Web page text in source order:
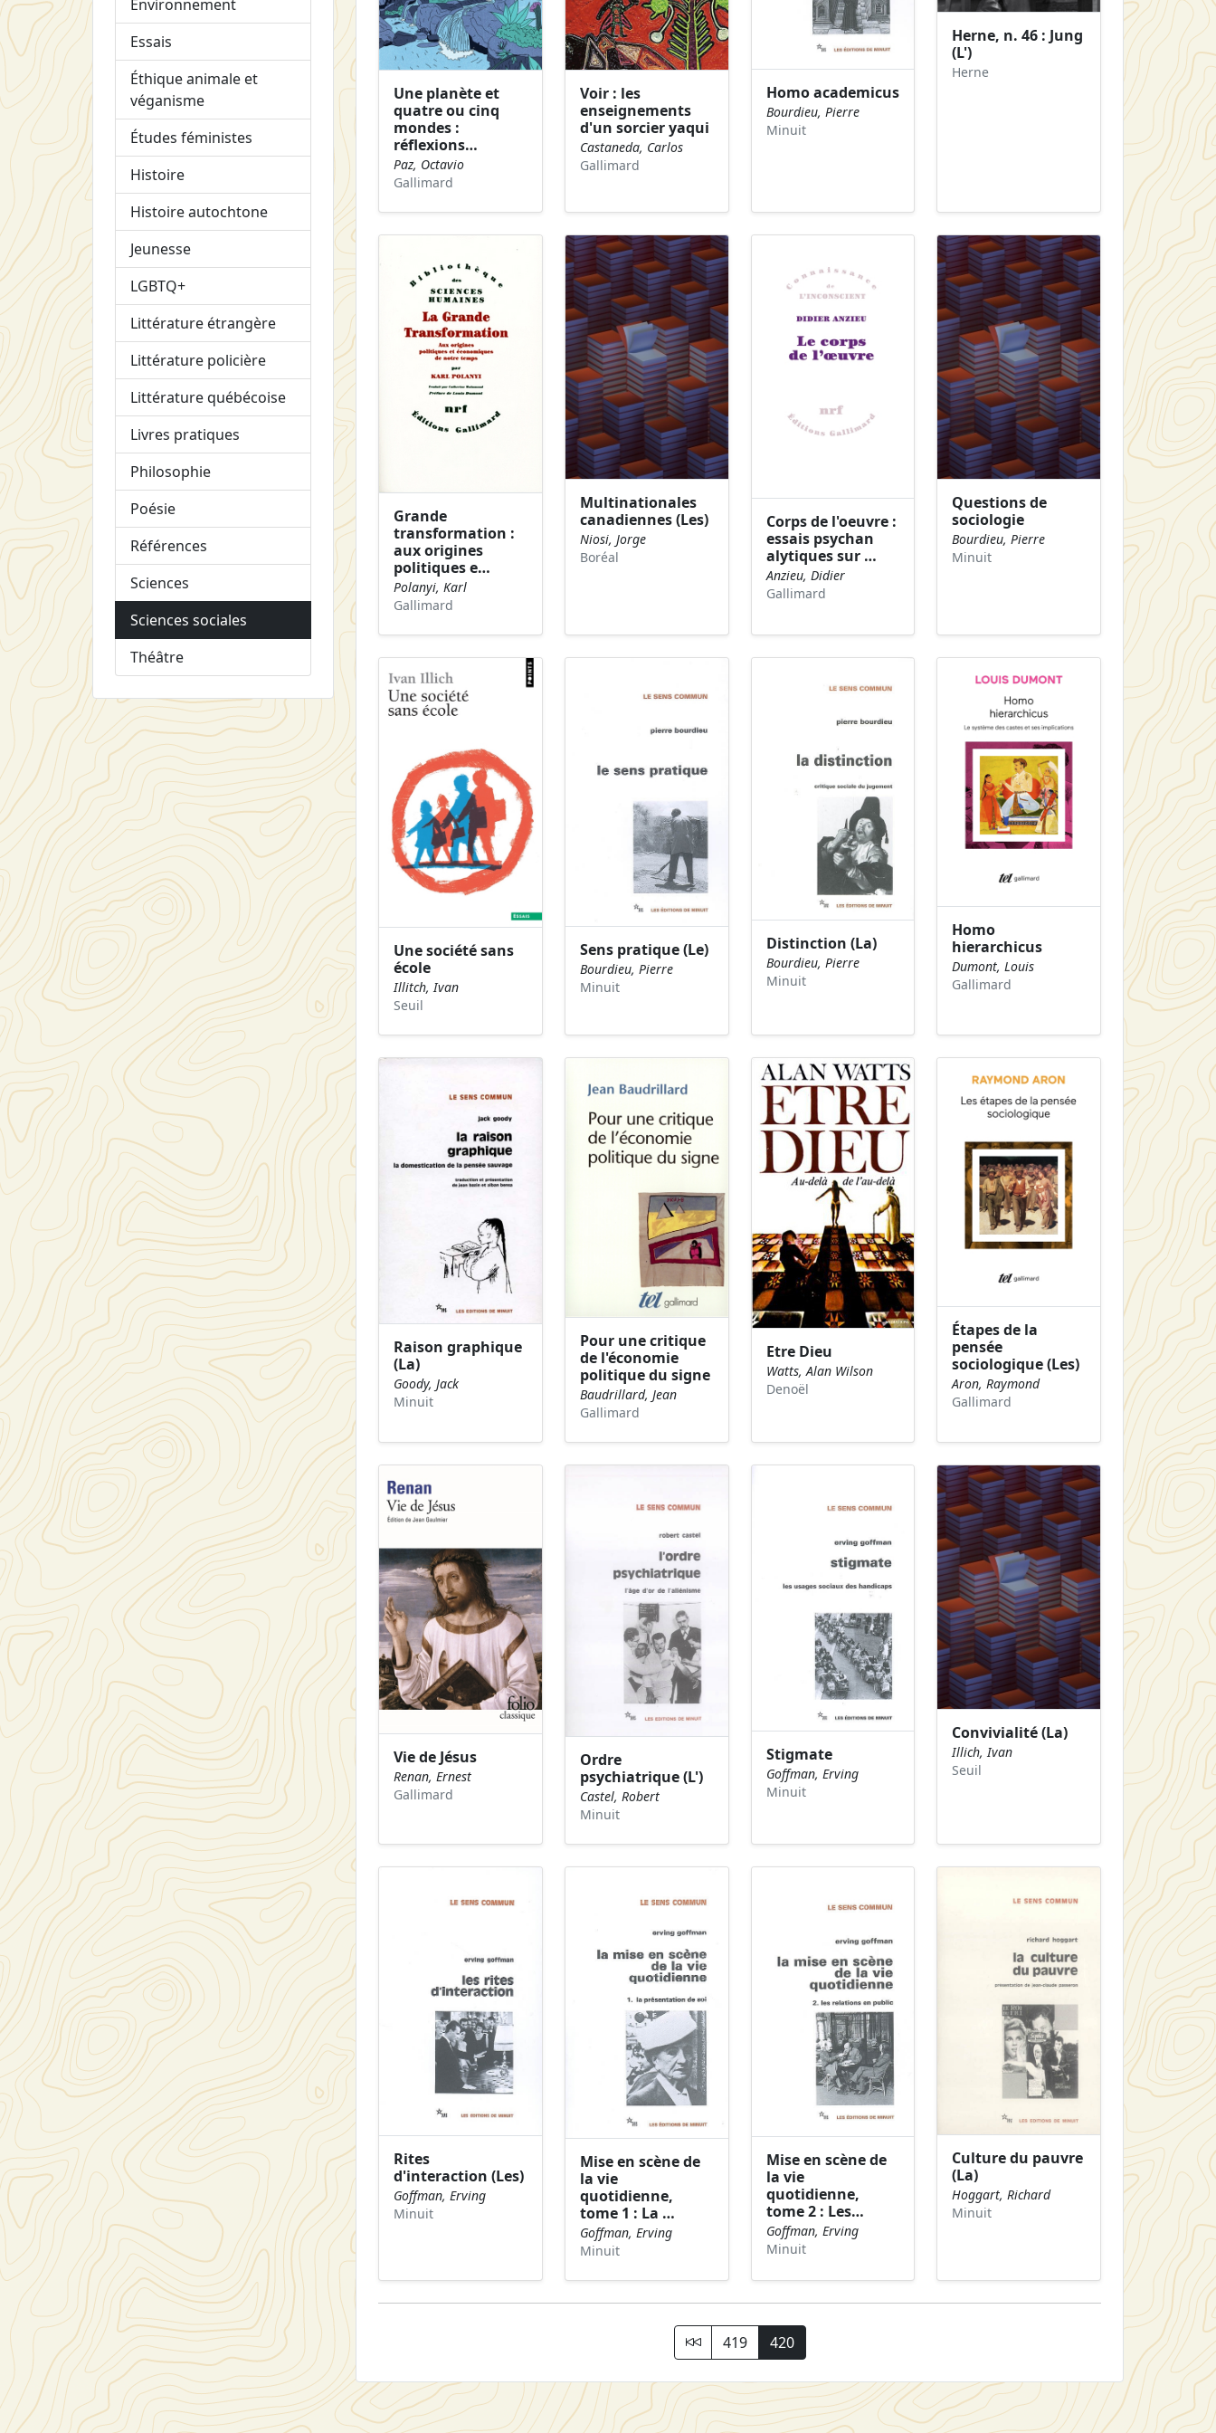
Environnement
Essais
Éthique animale et
véganisme
Études féministes
Histoire
Histoire autochtone
Jeunesse
LGBTQ+
Littérature étrangère
Littérature policière
Littérature québécoise
Livres pratiques
Philosophie
Poésie
Références
Sciences
Sciences sociales
Théâtre
Une planète et
quatre ou cinq
mondes :
réflexions…
Paz, Octavio
Gallimard
Voir : les
enseignements
d'un sorcier yaqui
Castaneda, Carlos
Gallimard
Homo academicus
Bourdieu, Pierre
Minuit
Herne, n. 46 : Jung
(L')
Herne
Grande
transformation :
aux origines
politiques e…
Polanyi, Karl
Gallimard
Multinationales
canadiennes (Les)
Niosi, Jorge
Boréal
Corps de l'oeuvre :
essais psychan
alytiques sur …
Anzieu, Didier
Gallimard
Questions de
sociologie
Bourdieu, Pierre
Minuit
Une société sans
école
Illitch, Ivan
Seuil
Sens pratique (Le)
Bourdieu, Pierre
Minuit
Distinction (La)
Bourdieu, Pierre
Minuit
Homo
hierarchicus
Dumont, Louis
Gallimard
Raison graphique
(La)
Goody, Jack
Minuit
Pour une critique
de l'économie
politique du signe
Baudrillard, Jean
Gallimard
Etre Dieu
Watts, Alan Wilson
Denoël
Étapes de la
pensée
sociologique (Les)
Aron, Raymond
Gallimard
Vie de Jésus
Renan, Ernest
Gallimard
Ordre
psychiatrique (L')
Castel, Robert
Minuit
Stigmate
Goffman, Erving
Minuit
Convivialité (La)
Illich, Ivan
Seuil
Rites
d'interaction (Les)
Goffman, Erving
Minuit
Mise en scène de
la vie
quotidienne,
tome 1 : La …
Goffman, Erving
Minuit
Mise en scène de
la vie
quotidienne,
tome 2 : Les…
Goffman, Erving
Minuit
Culture du pauvre
(La)
Hoggart, Richard
Minuit
419 420